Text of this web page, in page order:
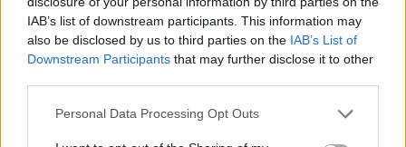
IAB’s list of downstream participants. This information may
also be disclosed by us to third parties on the IAB’s List of
Downstream Participants that may further disclose it to other
Personal Data Processing Opt Outs
και κάθισε δίπλα μου η μητέρα της
καταγγέλλουσας, όταν δε τελείωσε η
παράσταση βγήκαμε έξω οι τρεις μας
δηλαδή εγώ, ο Μπιμπίλας και η μητέρα